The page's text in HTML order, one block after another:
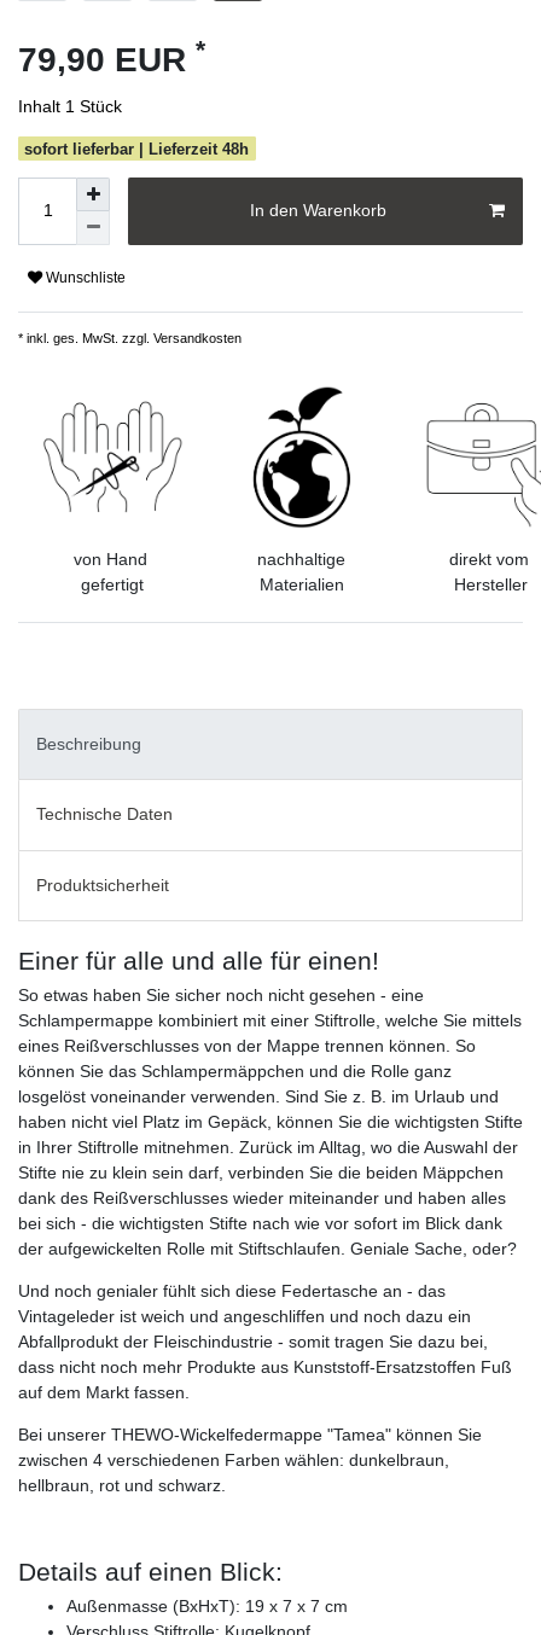
79,90 EUR *
Inhalt 1 Stück
sofort lieferbar | Lieferzeit 48h
In den Warenkorb
Wunschliste
* inkl. ges. MwSt. zzgl. Versandkosten
von Hand
gefertigt
nachhaltige
Materialien
direkt vom
Hersteller
Beschreibung
Technische Daten
Produktsicherheit
Einer für alle und alle für einen!
So etwas haben Sie sicher noch nicht gesehen - eine
Schlampermappe kombiniert mit einer Stiftrolle, welche Sie mittels
eines Reißverschlusses von der Mappe trennen können. So
können Sie das Schlampermäppchen und die Rolle ganz
losgelöst voneinander verwenden. Sind Sie z. B. im Urlaub und
haben nicht viel Platz im Gepäck, können Sie die wichtigsten Stifte
in Ihrer Stiftrolle mitnehmen. Zurück im Alltag, wo die Auswahl der
Stifte nie zu klein sein darf, verbinden Sie die beiden Mäppchen
dank des Reißverschlusses wieder miteinander und haben alles
bei sich - die wichtigsten Stifte nach wie vor sofort im Blick dank
der aufgewickelten Rolle mit Stiftschlaufen. Geniale Sache, oder?
Und noch genialer fühlt sich diese Federtasche an - das
Vintageleder ist weich und angeschliffen und noch dazu ein
Abfallprodukt der Fleischindustrie - somit tragen Sie dazu bei,
dass nicht noch mehr Produkte aus Kunststoff-Ersatzstoffen Fuß
auf dem Markt fassen.
Bei unserer THEWO-Wickelfedermappe "Tamea" können Sie
zwischen 4 verschiedenen Farben wählen: dunkelbraun,
hellbraun, rot und schwarz.
Details auf einen Blick:
Außenmasse (BxHxT): 19 x 7 x 7 cm